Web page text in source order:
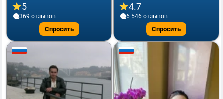
5
369 отзывов
Спросить
4.7
6 546 отзывов
Спросить